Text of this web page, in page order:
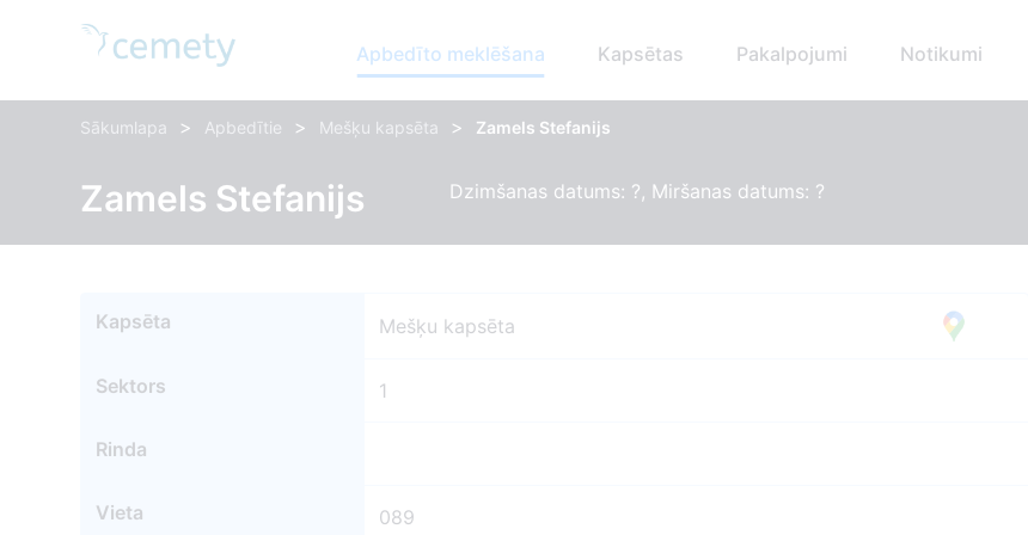
Apbedīto meklēšana Kapsētas Pakalpojumi Notikumi
Sākumlapa > Apbedītie > Mešķu kapsēta > Zamels Stefanijs
Zamels Stefanijs Dzimšanas datums: ?, Miršanas datums: ?
Kapsēta Mešķu kapsēta
Sektors 1
Rinda
Vieta 089